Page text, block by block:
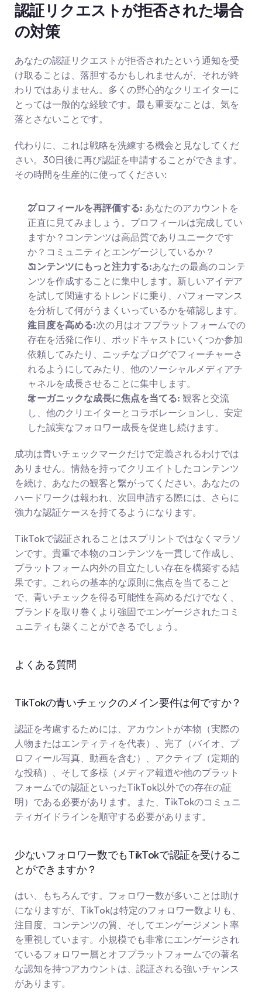
認証リクエストが拒否された場合
の対策
あなたの認証リクエストが拒否されたという通知を受
け取ることは、落胆するかもしれませんが、それが終
わりではありません。多くの野心的なクリエイターに
とっては一般的な経験です。最も重要なことは、気を
落とさないことです。
代わりに、これは戦略を洗練する機会と見なしてくだ
さい。30日後に再び認証を申請することができます。
その時間を生産的に使ってください:
プロフィールを再評価する: あなたのアカウントを
正直に見てみましょう。プロフィールは完成してい
ますか？コンテンツは高品質でありユニークです
か？コミュニティとエンゲージしているか？
コンテンツにもっと注力する:あなたの最高のコンテ
ンツを作成することに集中します。新しいアイデア
を試して関連するトレンドに乗り、パフォーマンス
を分析して何がうまくいっているかを確認します。
注目度を高める:次の月はオフプラットフォームでの
存在を活発に作り、ポッドキャストにいくつか参加
依頼してみたり、ニッチなブログでフィーチャーさ
れるようにしてみたり、他のソーシャルメディアチ
ャネルを成長させることに集中します。
オーガニックな成長に焦点を当てる: 観客と交流
し、他のクリエイターとコラボレーションし、安定
した誠実なフォロワー成長を促進し続けます。
成功は青いチェックマークだけで定義されるわけでは
ありません。情熱を持ってクリエイトしたコンテンツ
を続け、あなたの観客と繋がってください。あなたの
ハードワークは報われ、次回申請する際には、さらに
強力な認証ケースを持てるようになります。
TikTokで認証されることはスプリントではなくマラソ
ンです。貴重で本物のコンテンツを一貫して作成し、
プラットフォーム内外の目立たしい存在を構築する結
果です。これらの基本的な原則に焦点を当てること
で、青いチェックを得る可能性を高めるだけでなく、
ブランドを取り巻くより強固でエンゲージされたコミ
ュニティも築くことができるでしょう。
よくある質問
TikTokの青いチェックのメイン要件は何ですか？
認証を考慮するためには、アカウントが本物（実際の
人物またはエンティティを代表）、完了（バイオ、プ
ロフィール写真、動画を含む）、アクティブ（定期的
な投稿）、そして多様（メディア報道や他のプラット
フォームでの認証といったTikTok以外での存在の証
明）である必要があります。また、TikTokのコミュニ
ティガイドラインを順守する必要があります。
少ないフォロワー数でもTikTokで認証を受けるこ
とができますか？
はい、もちろんです。フォロワー数が多いことは助け
になりますが、TikTokは特定のフォロワー数よりも、
注目度、コンテンツの質、そしてエンゲージメント率
を重視しています。小規模でも非常にエンゲージされ
ているフォロワー層とオフプラットフォームでの著名
な認知を持つアカウントは、認証される強いチャンス
があります。